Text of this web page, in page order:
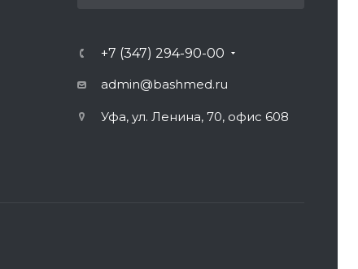
+7 (347) 294-90-00
admin@bashmed.ru
Уфа, ул. Ленина, 70, офис 608